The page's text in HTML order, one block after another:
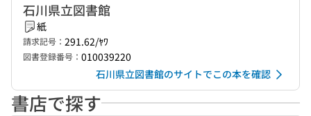
石川県立図書館
紙
請求記号： 291.62/ﾔﾜ
図書登録番号： 010039220
石川県立図書館のサイトでこの本を確認
書店で探す